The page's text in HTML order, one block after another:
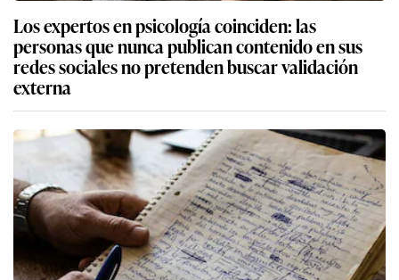
Los expertos en psicología coinciden: las
personas que nunca publican contenido en sus
redes sociales no pretenden buscar validación
externa